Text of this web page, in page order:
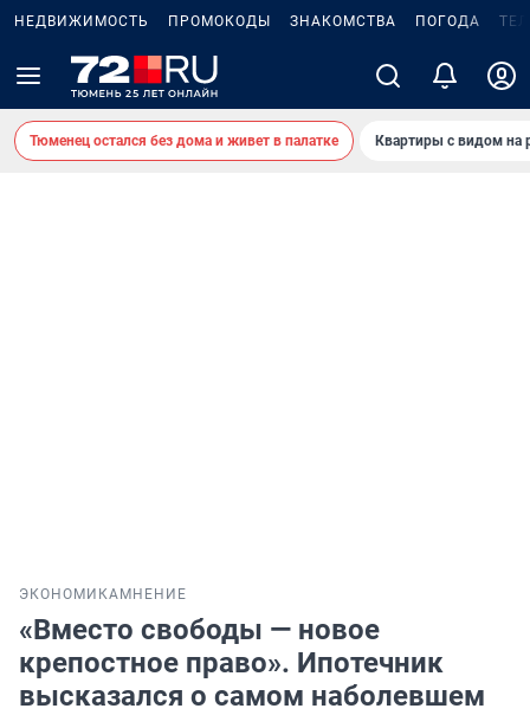
НЕДВИЖИМОСТЬ ПРОМОКОДЫ ЗНАКОМСТВА ПОГОДА
Тюменец остался без дома и живет в палатке Квартиры с видом на
ЭКОНОМИКА МНЕНИЕ
«Вместо свободы — новое
крепостное право». Ипотечник
высказался о самом наболевшем